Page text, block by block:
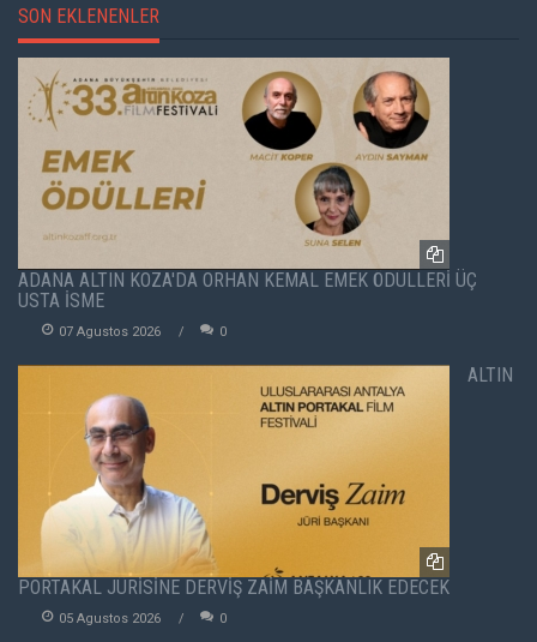
SON EKLENENLER
ADANA ALTIN KOZA'DA ORHAN KEMAL EMEK ÖDÜLLERİ ÜÇ
USTA İSME
07 Agustos 2026 0
ALTIN
PORTAKAL JÜRİSİNE DERVİŞ ZAİM BAŞKANLIK EDECEK
05 Agustos 2026 0